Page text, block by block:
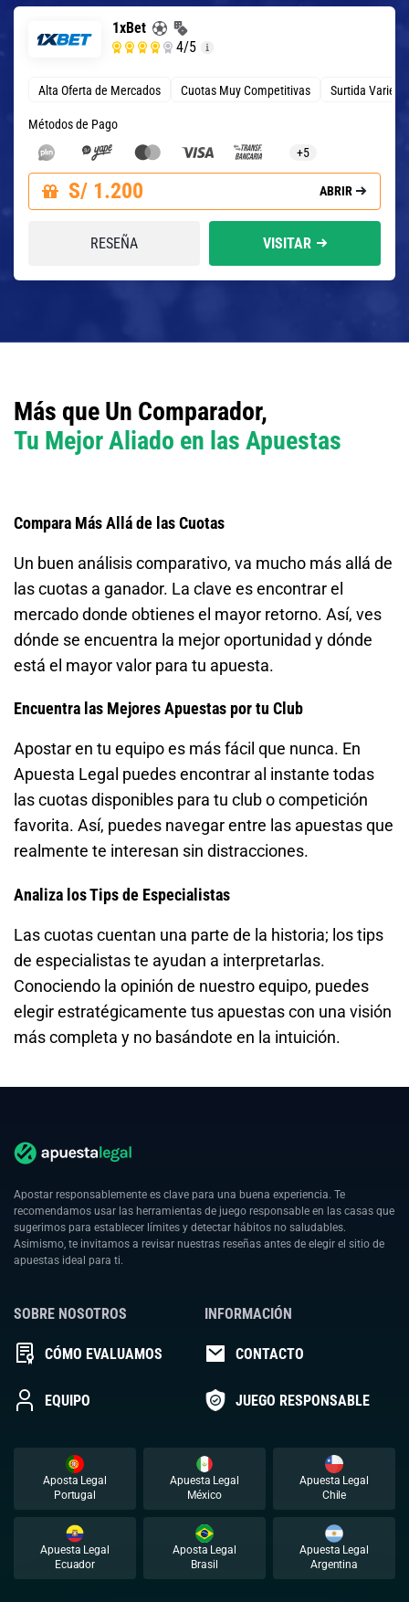
1xBet
4/5
Alta Oferta de Mercados Cuotas Muy Competitivas Surtida
Métodos de Pago
+5
S/ 1.200 ABRIR
RESEÑA VISITAR
Más que Un Comparador,
Tu Mejor Aliado en las Apuestas
Compara Más Allá de las Cuotas
Un buen análisis comparativo, va mucho más allá de
las cuotas a ganador. La clave es encontrar el
mercado donde obtienes el mayor retorno. Así, ves
dónde se encuentra la mejor oportunidad y dónde
está el mayor valor para tu apuesta.
Encuentra las Mejores Apuestas por tu Club
Apostar en tu equipo es más fácil que nunca. En
Apuesta Legal puedes encontrar al instante todas
las cuotas disponibles para tu club o competición
favorita. Así, puedes navegar entre las apuestas que
realmente te interesan sin distracciones.
Analiza los Tips de Especialistas
Las cuotas cuentan una parte de la historia; los tips
de especialistas te ayudan a interpretarlas.
Conociendo la opinión de nuestro equipo, puedes
elegir estratégicamente tus apuestas con una visión
más completa y no basándote en la intuición.
Apostar responsablemente es clave para una buena experiencia. Te
recomendamos usar las herramientas de juego responsable en las casas que
sugerimos para establecer límites y detectar hábitos no saludables.
Asimismo, te invitamos a revisar nuestras reseñas antes de elegir el sitio de
apuestas ideal para ti.
SOBRE NOSOTROS
CÓMO EVALUAMOS
EQUIPO
INFORMACIÓN
CONTACTO
JUEGO RESPONSABLE
Aposta Legal
Portugal
Apuesta Legal
México
Apuesta Legal
Chile
Apuesta Legal
Ecuador
Aposta Legal
Brasil
Apuesta Legal
Argentina